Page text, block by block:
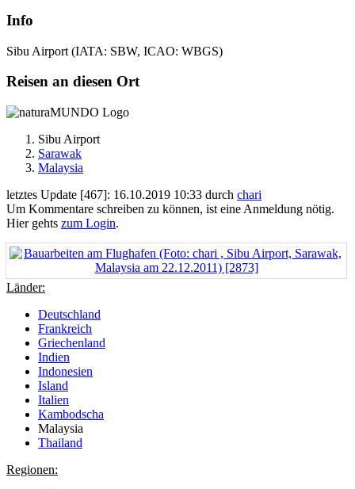
Info
Sibu Airport (IATA: SBW, ICAO: WBGS)
Reisen an diesen Ort
Sibu Airport
Sarawak
Malaysia
letztes Update [467]: 16.10.2019 10:33 durch chari
Um Kommentare schreiben zu können, ist eine Anmeldung nötig.
Hier gehts zum Login.
Länder:
Deutschland
Frankreich
Griechenland
Indien
Indonesien
Island
Italien
Kambodscha
Malaysia
Thailand
Regionen: